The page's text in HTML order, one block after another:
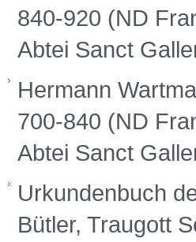
840-920 (ND
Abtei Sanct
Hermann
700-840 (ND
Abtei Sanct
Urkundenbuch
Bütler, Traugott